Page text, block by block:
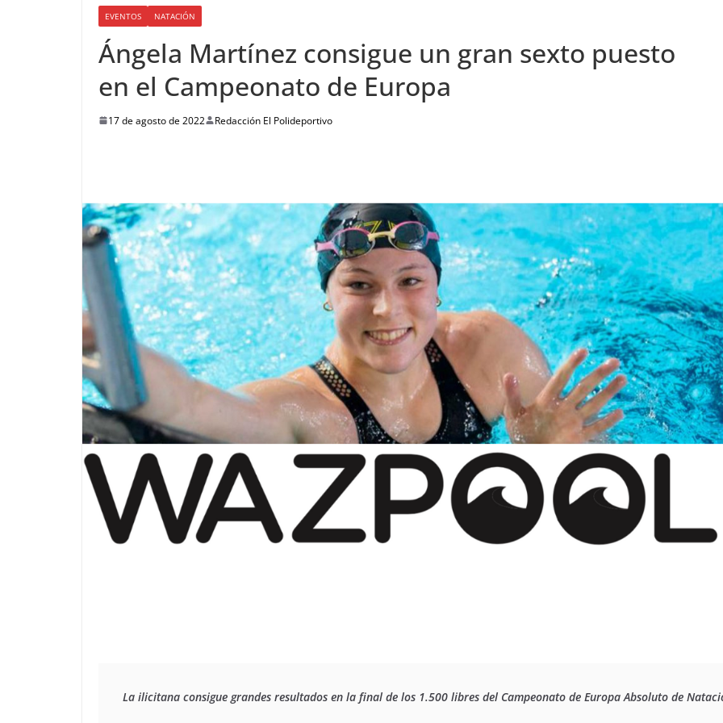
EVENTOS NATACIÓN
Ángela Martínez consigue un gran sexto puesto
en el Campeonato de Europa
17 de agosto de 2022 Redacción El Polideportivo
La ilicitana consigue grandes resultados en la final de los 1.500 libres del Campeonato de Europa Absoluto de